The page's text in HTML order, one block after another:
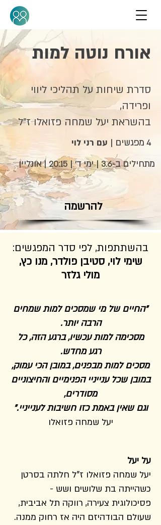
אורח נוטה למות
סדרת שיחות על תהליכי ליווי
ופרידה,
בהשראת יעל שמחה פזואלו ז"ל
4 מפגשים |
עם רני לוי
מתחילים ב-3.6 | ימי ד' | 20:15 | אונליין
להרשמה
בהשתתפות, לפי סדר המפגשים:
שימי לוי, סטיבן פולדר, מנו כץ,
מולי גלזר
"החיים של מי שמסכים למות שמחים
הרבה יותר.
מסכימה למות עכשיו, ברגע הזה, כל
רגע מחדש.
מסכים למות מבפנים, במובן הכי עמוק,
במובן שכל ענייניי הפנימיים והחיצוניים
מסודרים,
וגם שאין באמת כזו חשיבות לענייניי."
יעל שמחה פזואלו
על יעל
יעל שמחה פזואלו ז"ל חלתה בסרטן
כשהייתה בת שלושים ושש -
פסיכולוגית צעירה, רווקה תל אביבית,
שעולם הבודהיזם היה אז רחוק ממנה.